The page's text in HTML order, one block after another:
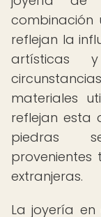
combinación
reflejan la
materiales
reflejan esta
piedras
extranjeras.
La joyería en